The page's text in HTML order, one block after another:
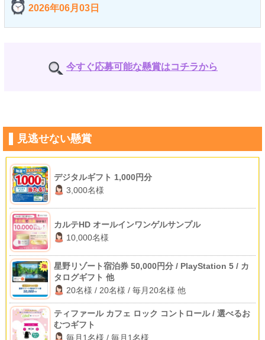
2026年06月03日
今すぐ応募可能な懸賞はコチラから
見逃せない懸賞
デジタルギフト 1,000円分
3,000名様
カルテHD オールインワンゲルサンプル
10,000名様
星野リゾート宿泊券 50,000円分 / PlayStation 5 / カ
タログギフト 他
20名様 / 20名様 / 毎月20名様 他
ティファール カフェ ロック コントロール / 選べるお
むつギフト
毎月1名様 / 毎月1名様